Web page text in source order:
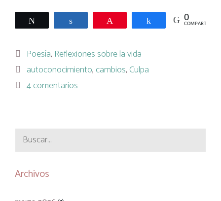
Compartir Compartir
0
COMPARTIR
Categorías
Poesía, Reflexiones sobre la vida
Etiquetas
autoconocimiento, cambios, Culpa
4 comentarios
Buscar:
Archivos